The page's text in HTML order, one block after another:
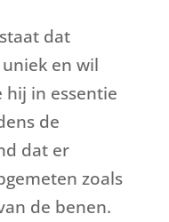
dat
en wil
hij in essentie
de
dat er
zoals
de benen.